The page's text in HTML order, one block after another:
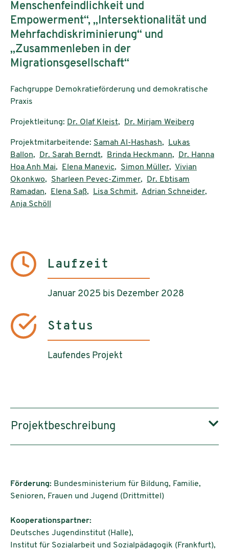
Menschenfeindlichkeit und
Empowerment“, „Intersektionalität und
Mehrfachdiskriminierung“ und
„Zusammenleben in der
Migrationsgesellschaft“
Fachgruppe Demokratieförderung und demokratische
Praxis
Projektleitung: Dr. Olaf Kleist, Dr. Mirjam Weiberg
Projektmitarbeitende: Samah Al-Hashash,
Lukas
Ballon, Dr. Sarah Berndt, Brinda Heckmann,
Dr. Hanna
Hoa Anh Mai, Elena Manevic, Simon Müller, Vivian
Okonkwo, Sharleen Pevec-Zimmer,
Dr. Ebtisam
Ramadan, Elena Saß, Lisa Schmit, Adrian Schneider,
Anja Schöll
Laufzeit
Januar 2025 bis Dezember 2028
Status
Laufendes Projekt
Projektbeschreibung
Förderung: Bundesministerium für Bildung, Familie,
Senioren, Frauen und Jugend (Drittmittel)
Kooperationspartner:
Deutsches Jugendinstitut (Halle),
Institut für Sozialarbeit und Sozialpädagogik (Frankfurt),